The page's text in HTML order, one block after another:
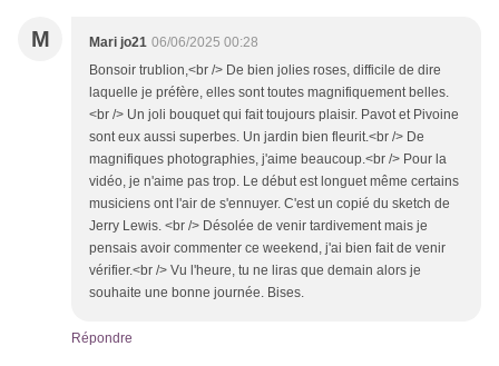
M Mari jo21 06/06/2025 00:28
Bonsoir trublion,<br /> De bien jolies roses, difficile de dire
laquelle je préfère, elles sont toutes magnifiquement belles.
<br /> Un joli bouquet qui fait toujours plaisir. Pavot et Pivoine
sont eux aussi superbes. Un jardin bien fleurit.<br /> De
magnifiques photographies, j'aime beaucoup.<br /> Pour la
vidéo, je n'aime pas trop. Le début est longuet même certains
musiciens ont l'air de s'ennuyer. C'est un copié du sketch de
Jerry Lewis. <br /> Désolée de venir tardivement mais je
pensais avoir commenter ce weekend, j'ai bien fait de venir
vérifier.<br /> Vu l'heure, tu ne liras que demain alors je
souhaite une bonne journée. Bises.
Répondre